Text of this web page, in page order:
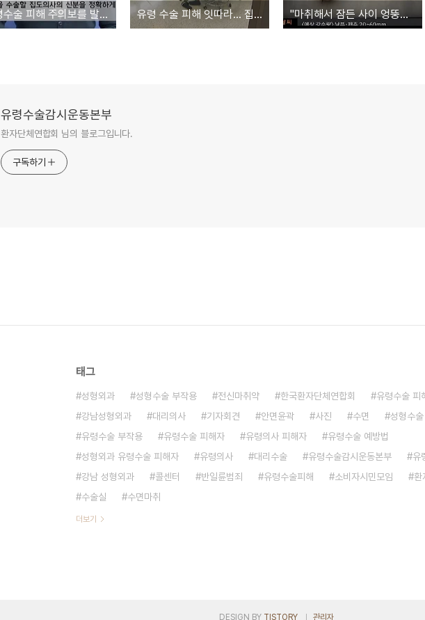
유령수술 피해 주의보를 발령합니다 유령 수술 피해 잇따라… 집단 소송 검토 "마취해서 잠든 사이 엉뚱한 의사가 들어와 수술"
유령수술감시운동본부
환자단체연합회 님의 블로그입니다.
구독하기
태그
성형외과 성형수술 부작용 전신마취약 한국환자단체연합회
유령수술 피
강남성형외과
대리의사 기자회견 안면윤곽 사진 수면 성형수술
유령수술 부작용
유령수술 피해자 유령의사 피해자
유령수술 예방법
성형외과 유령수술 피해자
유령의사 대리수술 유령수술감시운동본부
유
강남 성형외과
콜센터 반일륜범죄 유령수술피해 소비자시민모임
환
수술실
수면마취
더보기
DESIGN BY TISTORY 관리자